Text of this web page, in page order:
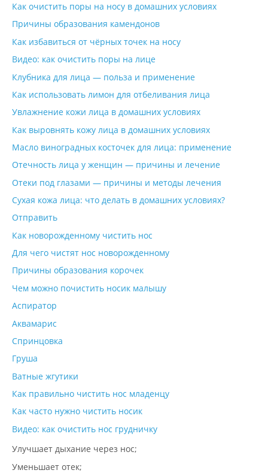
Как очистить поры на носу в домашних условиях
Причины образования камендонов
Как избавиться от чёрных точек на носу
Видео: как очистить поры на лице
Клубника для лица — польза и применение
Как использовать лимон для отбеливания лица
Увлажнение кожи лица в домашних условиях
Как выровнять кожу лица в домашних условиях
Масло виноградных косточек для лица: применение
Отечность лица у женщин — причины и лечение
Отеки под глазами — причины и методы лечения
Сухая кожа лица: что делать в домашних условиях?
Отправить
Как новорожденному чистить нос
Для чего чистят нос новорожденному
Причины образования корочек
Чем можно почистить носик малышу
Аспиратор
Аквамарис
Спринцовка
Груша
Ватные жгутики
Как правильно чистить нос младенцу
Как часто нужно чистить носик
Видео: как очистить нос грудничку
Улучшает дыхание через нос;
Уменьшает отек;